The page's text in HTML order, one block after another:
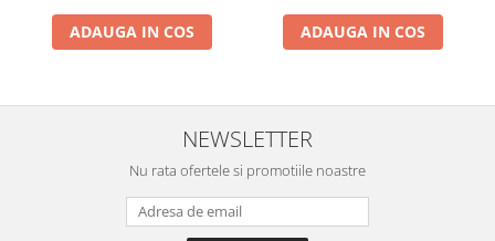
Folie si plase pt plante
Masini batut stalpi
Pentru Casa si Camping
Aragaze, plite, piese butelii de
Accesorii aragaze & butelii
ADAUGA IN COS ADAUGA IN COS
NEWSLETTER
Nu rata ofertele si promotiile noastre